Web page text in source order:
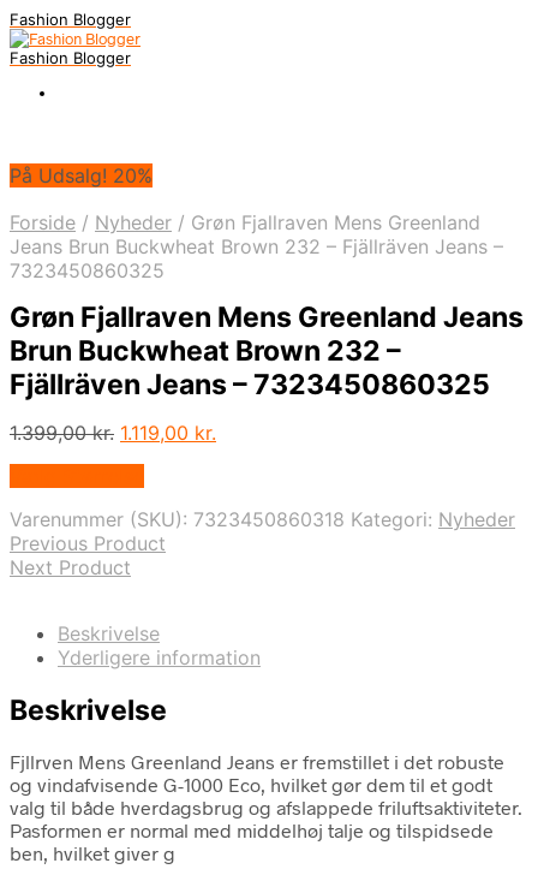
Fashion Blogger
Fashion Blogger
På Udsalg! 20%
Forside / Nyheder / Grøn Fjallraven Mens Greenland
Jeans Brun Buckwheat Brown 232 – Fjällräven Jeans –
7323450860325
Grøn Fjallraven Mens Greenland Jeans
Brun Buckwheat Brown 232 –
Fjällräven Jeans – 7323450860325
1.399,00kr. Den
1.399,00 kr..
1.119,00 kr.
1.119,00 kr..
Varenummer (SKU): 7323450860318 Kategori: Nyheder
Previous Product
Next Product
Beskrivelse
Yderligere information
Beskrivelse
Fjllrven Mens Greenland Jeans er fremstillet i det robuste
og vindafvisende G-1000 Eco, hvilket gør dem til et godt
valg til både hverdagsbrug og afslappede friluftsaktiviteter.
Pasformen er normal med middelhøj talje og tilspidsede
ben, hvilket giver g